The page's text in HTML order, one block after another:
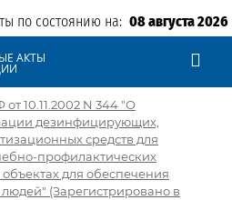
по состоянию на: 08 августа 2026
АКТЫ
10.11.2002 N 344 "О
дезинфицирующих,
средств для
профилактических
для обеспечения
(Зарегистрировано в